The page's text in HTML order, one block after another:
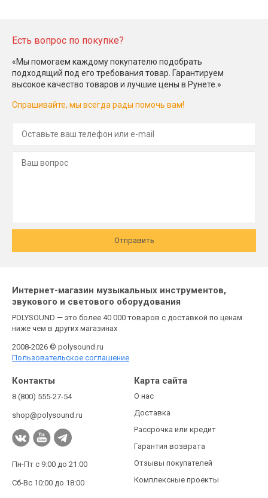
Есть вопрос по покупке?
«Мы помогаем каждому покупателю подобрать
подходящий под его требования товар. Гарантируем
высокое качество товаров и лучшие цены в Рунете.»
Спрашивайте, мы всегда рады помочь вам!
Отправить
Интернет-магазин музыкальных инструментов,
звукового и светового оборудования
POLYSOUND — это более 40 000 товаров с доставкой по ценам
ниже чем в других магазинах
2008-2026 © polysound.ru
Пользовательское соглашение
Контакты
8 (800) 555-27-54
shop@polysound.ru
Пн-Пт с 9:00 до 21:00
Сб-Вс 10:00 до 18:00
Карта сайта
О нас
Доставка
Рассрочка или кредит
Гарантия возврата
Отзывы покупателей
Комплексные проекты